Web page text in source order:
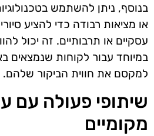
בנוסף, ניתן להשתמש
או מציאות רבודה כדי להציע
עסקיים או תרבותיים. זה יכול
במיוחד עבור לקוחות שנמצאים
למקסם את חווית הביקור שלהם.
שיתופי פעולה עם
מקומיים